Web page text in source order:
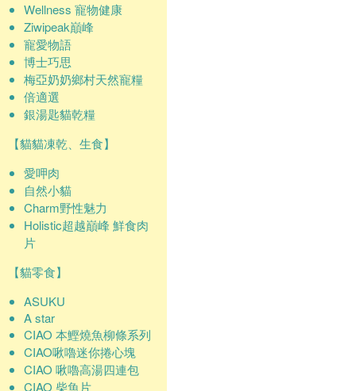
Wellness 寵物健康
Ziwipeak巔峰
寵愛物語
博士巧思
梅亞奶奶鄉村天然寵糧
倍適選
銀湯匙貓乾糧
【貓貓凍乾、生食】
愛呷肉
自然小貓
Charm野性魅力
Holistic超越巔峰 鮮食肉
片
【貓零食】
ASUKU
A star
CIAO 本鰹燒魚柳條系列
CIAO啾嚕迷你捲心塊
CIAO 啾嚕高湯四連包
CIAO 柴魚片